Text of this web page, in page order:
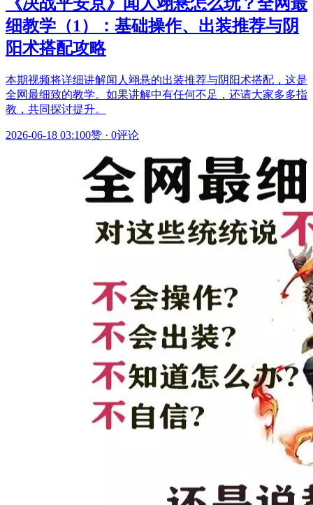
《决战平安京》闻人翊悬怎么玩？全网最
细教学（1）：基础操作、出装推荐与阴
阳术搭配攻略
本期视频将详细讲解闻人翊悬的出装推荐与阴阳术搭配，这是
全网最细致的教学。如果讲解中有任何不足，还请大家多多指
教，共同探讨提升。
2026-06-18 03:100赞 · 0评论